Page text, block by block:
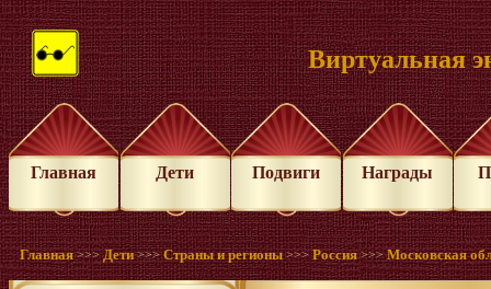
Виртуальная
Главная Дети Подвиги Награды
Главная >>>Дети >>>Страны и регионы >>>Россия >>>Московская